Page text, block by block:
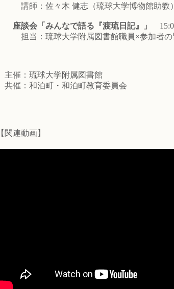
講師：佐々木 健志（琉球大学博物館助教）
座談会「みんなで語る『渡琉日記』」
担当：琉球大学附属図書館職員×参加者の
主催：琉球大学附属図書館
共催：和泊町・和泊町教育委員会
【関連動画】